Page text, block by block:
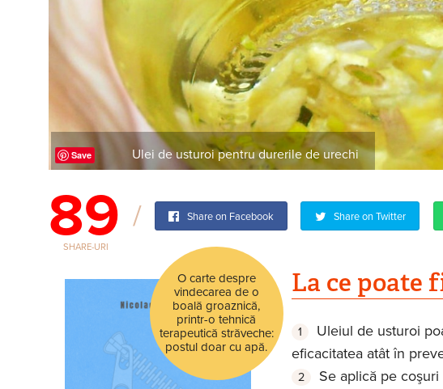
Save Ulei de usturoi pentru durerile de urechi
89
SHARE-URI
Share on Facebook Share on Twitter
O carte despre
vindecarea de o
boală groaznică,
printr-o tehnică
terapeutică străveche:
postul doar cu apă.
La ce poate
Uleiul de usturoi
eficacitatea atât în
Se aplică pe